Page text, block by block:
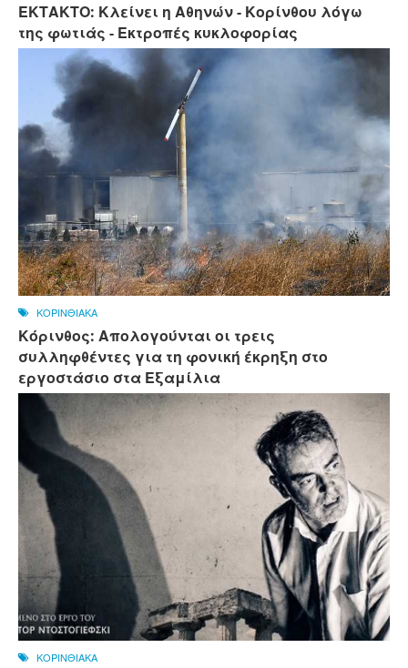
ΕΚΤΑΚΤΟ: Κλείνει η Αθηνών - Κορίνθου λόγω
της φωτιάς - Εκτροπές κυκλοφορίας
ΚΟΡΙΝΘΙΑΚΑ
Κόρινθος: Απολογούνται οι τρεις
συλληφθέντες για τη φονική έκρηξη στο
εργοστάσιο στα Εξαμίλια
ΚΟΡΙΝΘΙΑΚΑ